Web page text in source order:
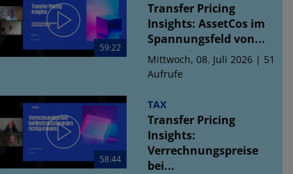
59:22
Transfer Pricing
Insights: AssetCos im
Spannungsfeld von...
Mittwoch, 08. Juli 2026 | 51
Aufrufe
58:44
TAX
Transfer Pricing
Insights:
Verrechnungspreise
bei...